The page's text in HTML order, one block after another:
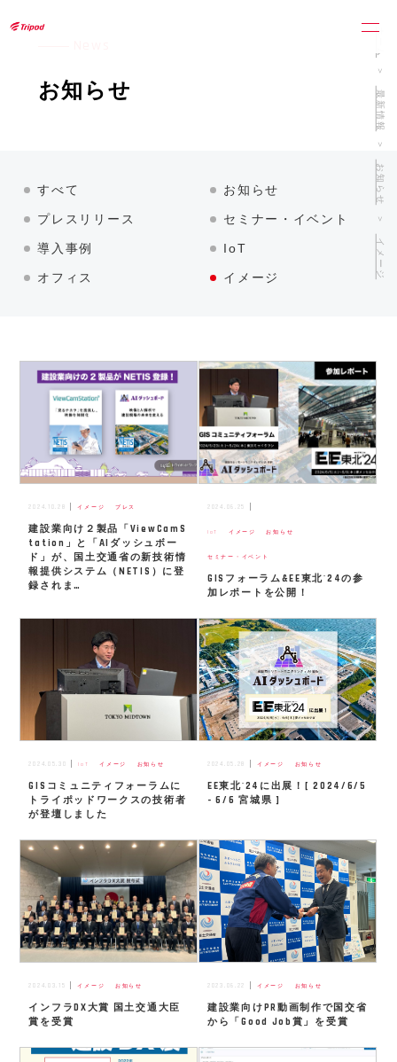
お知らせ
ホーム
最新情報
お知らせ
イメージ
すべて お知らせ
プレスリリース セミナー・イベント
導入事例 IoT
オフィス イメージ
2024.10.28 イメージ プレス
建設業向け２製品「ViewCamS
tation」と「AIダッシュボー
ド」が、国土交通省の新技術情
報提供システム（NETIS）に登
録されま…
2024.06.25
IoT イメージ お知らせ
セミナー・イベント
GISフォーラム&EE東北'24の参
加レポートを公開！
2024.05.30 IoT イメージ お知らせ
GISコミュニティフォーラムに
トライポッドワークスの技術者
が登壇しました
2024.05.28 イメージ お知らせ
EE東北'24に出展！[ 2024/6/5
- 6/6 宮城県 ]
2024.03.15 イメージ お知らせ
インフラDX大賞 国土交通大臣
賞を受賞
2023.06.22 イメージ お知らせ
建設業向けPR動画制作で国交省
から「Good Job賞」を受賞